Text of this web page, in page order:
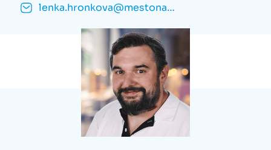
lenka.hronkova@mestonachod.cz